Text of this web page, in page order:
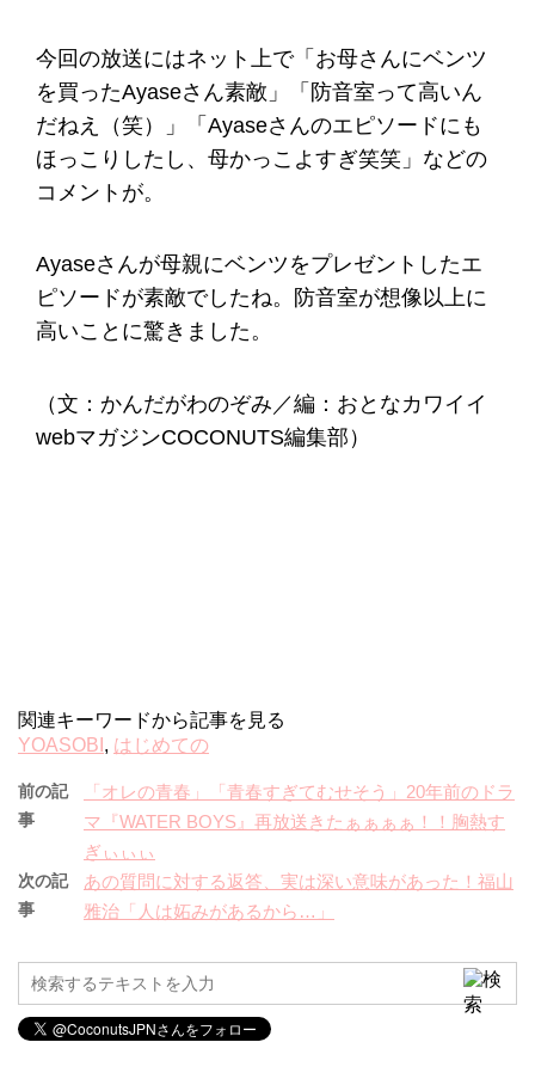
今回の放送にはネット上で「お母さんにベンツ
を買ったAyaseさん素敵」「防音室って高いん
だねえ（笑）」「Ayaseさんのエピソードにも
ほっこりしたし、母かっこよすぎ笑笑」などの
コメントが。
Ayaseさんが母親にベンツをプレゼントしたエ
ピソードが素敵でしたね。防音室が想像以上に
高いことに驚きました。
（文：かんだがわのぞみ／編：おとなカワイイ
webマガジンCOCONUTS編集部）
関連キーワードから記事を見る
YOASOBI , はじめての
前の記
事
「オレの青春」「青春すぎてむせそう」20年前のドラ
マ『WATER BOYS』再放送きたぁぁぁぁ！！胸熱す
ぎぃぃぃ
次の記
事
あの質問に対する返答、実は深い意味があった！福山
雅治「人は妬みがあるから…」